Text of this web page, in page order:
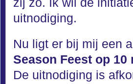
uitnodiging.
Nu ligt er bij mij een
Season Feest op 10
De uitnodiging is